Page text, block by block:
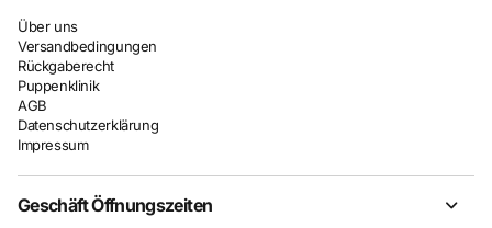
Über uns
Versandbedingungen
Rückgaberecht
Puppenklinik
AGB
Datenschutzerklärung
Impressum
Geschäft Öffnungszeiten